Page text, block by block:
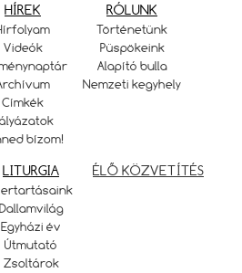
HÍREK
Videók
Címkék
bízom!
RÓLUNK
Történetünk
Püspökeink
Alapító bulla
Nemzeti kegyhely
LITURGIA
Dallamvilág
Egyházi év
Útmutató
Zsoltárok
ÉLŐ KÖZVETÍTÉS